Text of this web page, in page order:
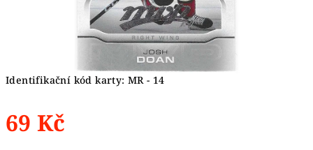
Identifikační kód karty: MR - 14
69 Kč